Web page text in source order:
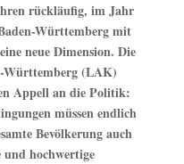
rückläufig, im Jahr
Württemberg mit
neue Dimension. Die
Württemberg (LAK)
Appell an die Politik:
müssen endlich
Bevölkerung auch
hochwertige